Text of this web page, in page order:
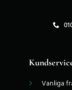
Vanliga